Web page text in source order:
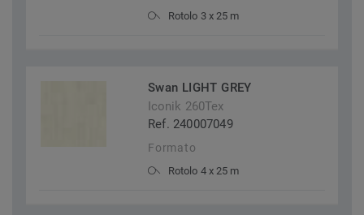
Rotolo 3 x 25 m
Swan LIGHT GREY
Iconik 260Tex
Ref. 240007049
Formato
Rotolo 4 x 25 m